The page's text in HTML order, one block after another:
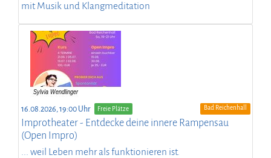
mit Musik und Klangmeditation
16.08.2026, 19:00 Uhr Freie Plätze Bad Reichenhall
Improtheater - Entdecke deine innere Rampensau
(Open Impro)
... weil Leben mehr als funktionieren ist.